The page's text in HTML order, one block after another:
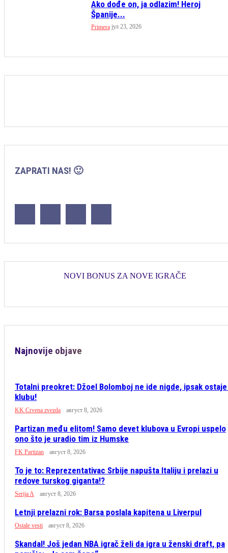
Ako dođe on, ja odlazim! Heroj
Španije...
Primera јул 23, 2026
ZAPRATI NAS! 🙂
NOVI BONUS ZA NOVE IGRAČE
Najnovije objave
Totalni preokret: Džoel Bolomboj ne ide nigde, ipsak
klubu!
KK Crvena zvezda август 8, 2026
Partizan među elitom! Samo devet klubova u Evropi uspelo
ono što je uradio tim iz Humske
FK Partizan август 8, 2026
To je to: Reprezentativac Srbije napušta Italiju i prelazi u
redove turskog giganta!?
Serija A август 8, 2026
Letnji prelazni rok: Barsa poslala kapitena u Liverpul
Ostale vesti август 8, 2026
Skandal! Još jedan NBA igrač želi da igra u ženski draft, pa